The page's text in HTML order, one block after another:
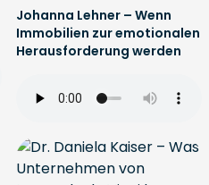
Johanna Lehner – Wenn
Immobilien zur emotionalen
Herausforderung werden